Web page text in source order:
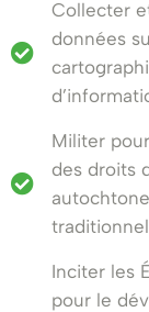
Collecter
données
Militer
des droits
Inciter les
pour le